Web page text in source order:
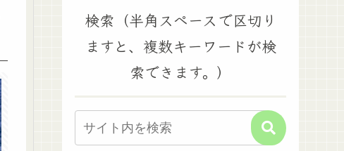
検索（半角スペースで区切り
ますと、複数キーワードが検
索できます。）